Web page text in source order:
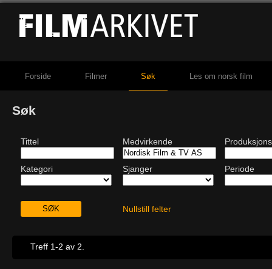
Forside Filmer Søk Les om norsk film
Søk
Tittel Medvirkende
Kategori Sjanger Periode
Nullstill felter
Treff 1-2 av 2.